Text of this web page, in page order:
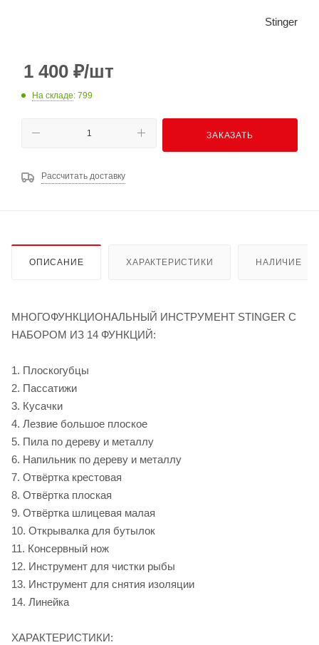
Stinger
1 400 ₽/шт
На складе: 799
ЗАКАЗАТЬ
Рассчитать доставку
ОПИСАНИЕ ХАРАКТЕРИСТИКИ НАЛИЧИЕ
МНОГОФУНКЦИОНАЛЬНЫЙ ИНСТРУМЕНТ STINGER С
НАБОРОМ ИЗ 14 ФУНКЦИЙ:
1. Плоскогубцы
2. Пассатижи
3. Кусачки
4. Лезвие большое плоское
5. Пила по дереву и металлу
6. Напильник по дереву и металлу
7. Отвёртка крестовая
8. Отвёртка плоская
9. Отвёртка шлицевая малая
10. Открывалка для бутылок
11. Консервный нож
12. Инструмент для чистки рыбы
13. Инструмент для снятия изоляции
14. Линейка
ХАРАКТЕРИСТИКИ: